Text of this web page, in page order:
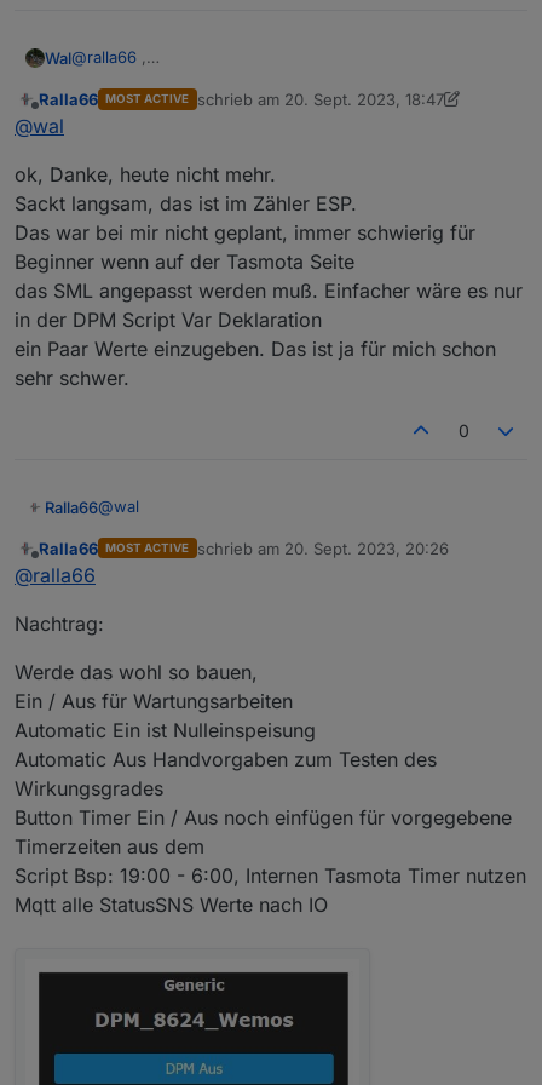
Wal@ralla66 ,
Dann kannst du aktuell senden oder anfordern.
Schaue in meiner Lösung von der vorherigen Seite.
Offline
Ralla66 MOST ACTIVE schrieb am 20. Sept. 2023, 18:47
zuletzt editiert von Ralla66
@wal
ok, Danke, heute nicht mehr.
Sackt langsam, das ist im Zähler ESP.
Das war bei mir nicht geplant, immer schwierig für
Beginner wenn auf der Tasmota Seite
das SML angepasst werden muß. Einfacher wäre es nur
in der DPM Script Var Deklaration
ein Paar Werte einzugeben. Das ist ja für mich schon
sehr schwer.
0
Ralla66@wal
ok, Danke, heute nicht mehr.
Beginner wenn auf der Tasmota Seite
nur in der DPM Script Var Deklaration
ein Paar Werte einzugeben. Das ist ja für mich schon
sehr schwer.
Offline
Ralla66 MOST ACTIVE schrieb am 20. Sept. 2023, 20:26
zuletzt editiert von
@ralla66
Nachtrag:
Werde das wohl so bauen,
Ein / Aus für Wartungsarbeiten
Automatic Ein ist Nulleinspeisung
Automatic Aus Handvorgaben zum Testen des
Wirkungsgrades
Button Timer Ein / Aus noch einfügen für vorgegebene
Timerzeiten aus dem
Script Bsp: 19:00 - 6:00, Internen Tasmota Timer nutzen
Mqtt alle StatusSNS Werte nach IO